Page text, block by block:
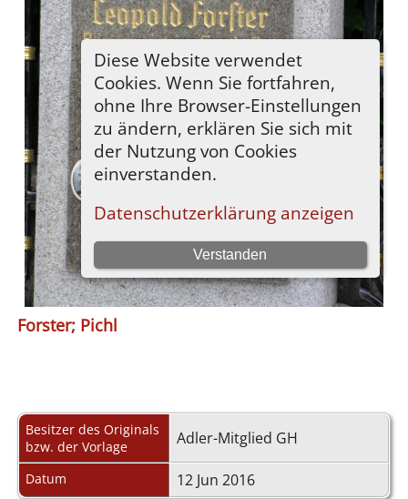
Forster; Pichl
Besitzer des Originals
bzw. der Vorlage
Adler-Mitglied GH
Datum 12 Jun 2016